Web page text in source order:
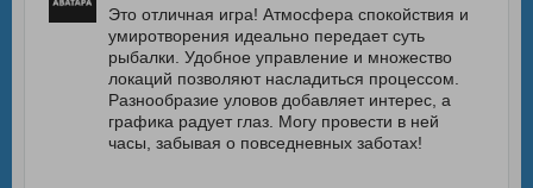
Это отличная игра! Атмосфера спокойствия и
умиротворения идеально передает суть
рыбалки. Удобное управление и множество
локаций позволяют насладиться процессом.
Разнообразие уловов добавляет интерес, а
графика радует глаз. Могу провести в ней
часы, забывая о повседневных заботах!